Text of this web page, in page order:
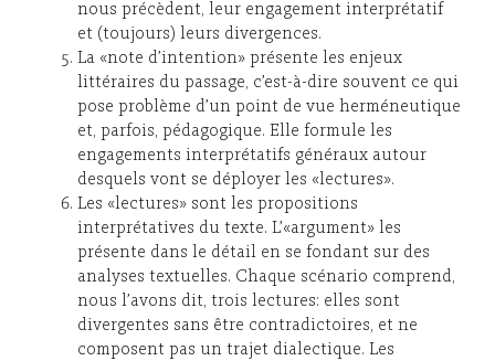
nous précèdent, leur engagement interprétatif
et (toujours) leurs divergences.
La «note d’intention» présente les enjeux
littéraires du passage, c’est-à-dire souvent ce qui
pose problème d’un point de vue herméneutique
et, parfois, pédagogique. Elle formule les
engagements interprétatifs généraux autour
desquels vont se déployer les «lectures».
Les «lectures» sont les propositions
interprétatives du texte. L’«argument» les
présente dans le détail en se fondant sur des
analyses textuelles. Chaque scénario comprend,
nous l’avons dit, trois lectures: elles sont
divergentes sans être contradictoires, et ne
composent pas un trajet dialectique. Les